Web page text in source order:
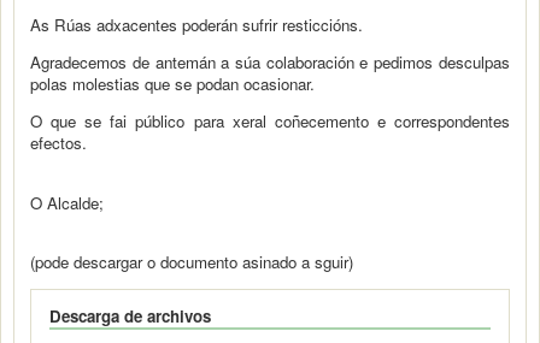
As Rúas adxacentes poderán sufrir resticcións.
Agradecemos de antemán a súa colaboración e pedimos desculpas
polas molestias que se podan ocasionar.
O que se fai público para xeral coñecemento e correspondentes
efectos.
O Alcalde;
(pode descargar o documento asinado a sguir)
Descarga de archivos